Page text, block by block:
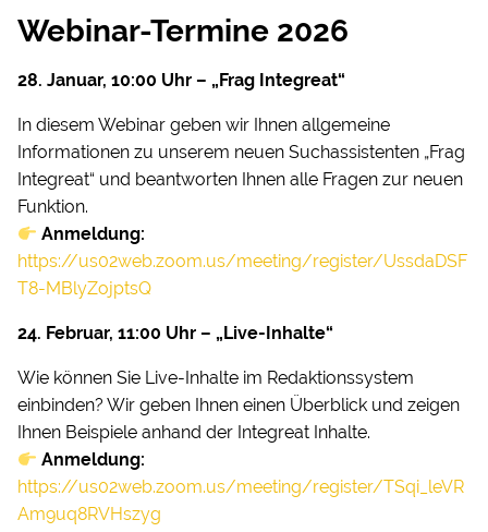
Webinar-Termine 2026
28. Januar, 10:00 Uhr – „Frag Integreat“
In diesem Webinar geben wir Ihnen allgemeine
Informationen zu unserem neuen Suchassistenten „Frag
Integreat“ und beantworten Ihnen alle Fragen zur neuen
Funktion.
Anmeldung:
https://us02web.zoom.us/meeting/register/UssdaDSF
T8-MBlyZojptsQ
24. Februar, 11:00 Uhr – „Live-Inhalte“
Wie können Sie Live-Inhalte im Redaktionssystem
einbinden? Wir geben Ihnen einen Überblick und zeigen
Ihnen Beispiele anhand der Integreat Inhalte.
Anmeldung:
https://us02web.zoom.us/meeting/register/TSqi_leVR
Am9uq8RVHszyg